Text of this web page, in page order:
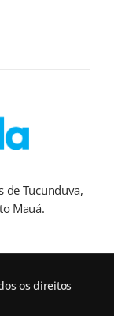
de Tucunduva,
Mauá.
os direitos